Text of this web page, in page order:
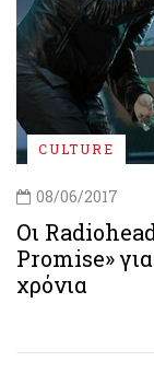
CULTURE
08/06/2017
Οι
Promise»
χρόνια